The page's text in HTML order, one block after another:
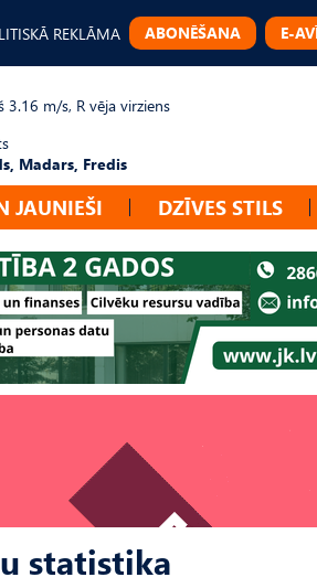
REKLĀMA ABONĒŠANA E-
3.16 m/s, R vēja virziens
Madars, Fredis
JAUNIEŠI DZĪVES STILS
statistika